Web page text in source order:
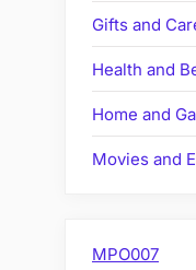
Gifts and
Health and
Home and
Movies and
MPO007